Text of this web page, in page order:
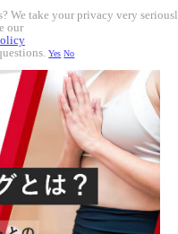
We take your privacy very
our
Yes No